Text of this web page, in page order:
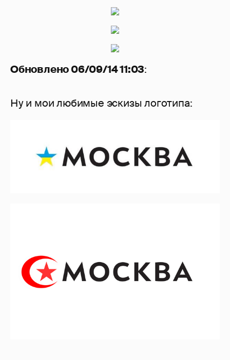
Обновлено 06/09/14 11:03:
Ну и мои любимые эскизы логотипа: